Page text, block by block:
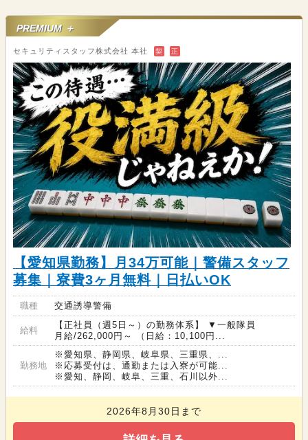
PREMIUM ＋
セキュリティスタッフ株式会社 本社 契 正
【愛知県勤務】月34万可能｜警備スタッフ
募集｜寮費3ヶ月無料｜日払いOK
職種 交通誘導警備
給料
【正社員（週5日～）の勤務体系】 ▼一般隊員
月給/262,000円～ （日給：10,100円...
勤務地
※愛知県、静岡県、岐阜県、三重県、...
※応募受付は、通勤または入寮が可能...
※愛知、静岡、岐阜、三重、石川以外...
2026年8月30日まで